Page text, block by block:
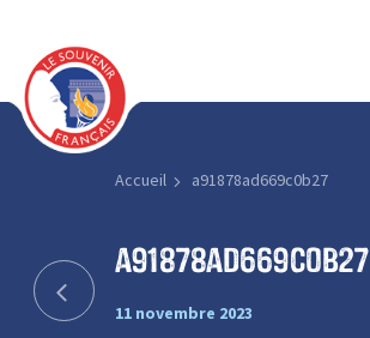
Accueil a91878ad669c0b27
a91878ad669c0b27
11 novembre 2023